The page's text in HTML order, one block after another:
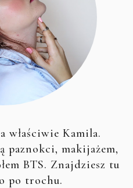
właściwie Kamila.
paznokci, makijażem,
BTS. Znajdziesz tu
po trochu.